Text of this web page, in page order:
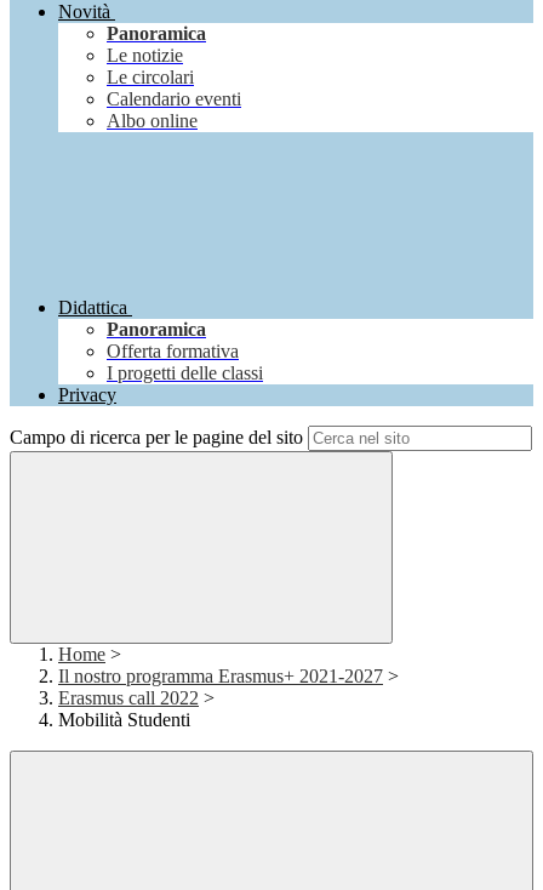
Novità
Panoramica
Le notizie
Le circolari
Calendario eventi
Albo online
Didattica
Panoramica
Offerta formativa
I progetti delle classi
Privacy
Campo di ricerca per le pagine del sito
Home >
Il nostro programma Erasmus+ 2021-2027 >
Erasmus call 2022 >
Mobilità Studenti